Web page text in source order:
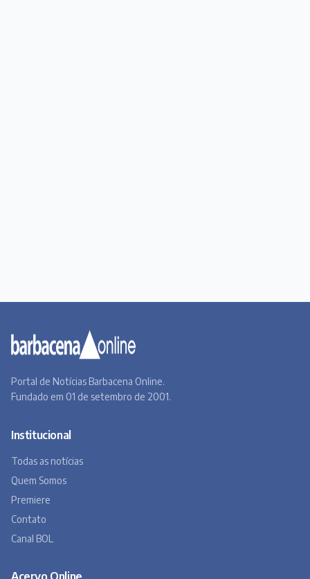
Portal de Notícias Barbacena Online.
Fundado em 01 de setembro de 2001.
Institucional
Todas as notícias
Quem Somos
Premiere
Contato
Canal BOL
Acervo Online